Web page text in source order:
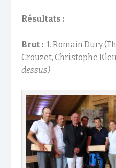
Résultats :
Brut :1. Romain Dury
Crouzet, Christophe
dessus)